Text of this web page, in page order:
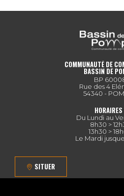
COMMUNAUTÉ DE
BASSIN DE
BP
Rue des 4
54340 -
Du Lundi au
8h30 >
13h30 >
Le Mardi
SITUER